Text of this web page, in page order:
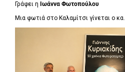
Γράφει η Ιωάννα Φωτοπούλου
Μια φωτιά στο Καλαμίτσι γίνεται ο κα...